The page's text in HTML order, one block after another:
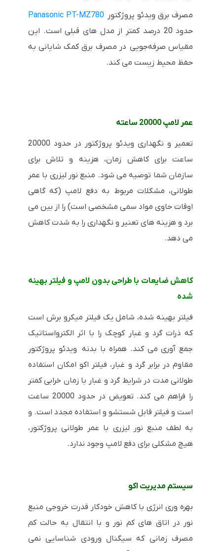
مصرف برق ویدئو پروژکتورPanasonic PT-MZ780
حدود 20 درصد کمتر از مدل های قبلی است. این
مقیاس صرفه‌جویی در مصرف برق کمک شایانی به
حفظ محیط زیست می کند.
عمر لامپ 20000 ساعته
تعمیر و نگهداری ویدئو پروژکتور در حدود 20000
ساعت برای کاهش زمان، هزینه و تلاش برای
سازمان شما توصیه می شود. منبع نور لیزری با عمر
طولانی، مشکلات مربوط به دفع لامپ (که گاهی
اوقات حاوی مواد سمی مشخصی است) را از بین می
برد و هزینه های تعنیر و نگهداری را به شدت کاهش
می دهد.
کاهش ضایعات با طراحی بدون لامپ و فیلتر بهینه
شده
فیلتر بهینه شده، شامل یک فیلتر میکرو برش است
که ذرات گرد و غبار کوچک را با اثر الکترواستاتیک
جمع آوری می کند. همراه با بدنه ویدئو پروژکتور
مقاوم در برابر گرد و غبار، فیلتر اکو امکان استفاده
طولانی مدت در شرایط گرد و غبار با زمان خرابی کمتر
را فراهم می کند. تعویض در حدود 20000 ساعت
است و فیلتر قابل شستشو و استفاده مجدد است. و
به لطف منبع نور لیزری با عمر طولانی پروژکتور،
هیچ مشکلی برای دفع لامپ وجود ندارد.
سیستم مدیریت اکو
بهره وری انرژی با کاهش خودکار قدرت خروجی منبع
نور در اتاق های کم نور و با انتقال به حالت کم
مصرف زمانی که سیگنال ورودی شناسایی نمی